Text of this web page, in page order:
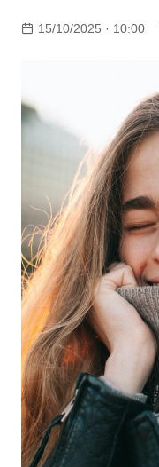
15/10/2025 · 10:00